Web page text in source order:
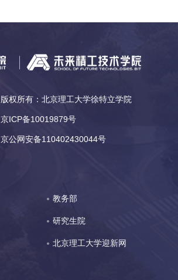
版权所有：北京理工大学徐特立学院
京ICP备10019879号
京公网安备110402430044号
教务部
研究生院
北京理工大学迎新网